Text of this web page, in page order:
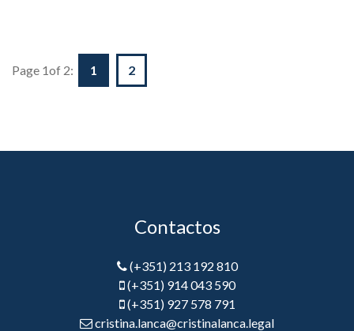
Page 1of 2: 1 2
Contactos
(+351) 213 192 810
(+351) 914 043 590
(+351) 927 578 791
cristina.lanca@cristinalanca.legal